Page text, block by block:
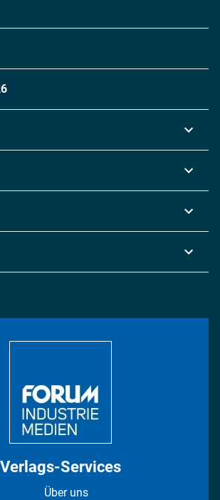
Verlags-Services
Über uns